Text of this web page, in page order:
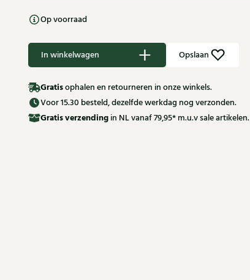
Op voorraad
In winkelwagen Opslaan
Gratisophalen en retourneren in onze winkels.
Voor 15.30 besteld, dezelfde werkdag nog verzonden.
Gratisverzending in NL vanaf 79,95* m.u.v sale artikelen.